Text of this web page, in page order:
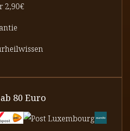
2,90€
80 Euro